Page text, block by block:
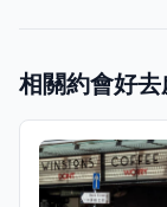
相關約會好去